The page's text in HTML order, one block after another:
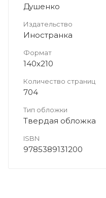
Душенко
Издательство
Иностранка
Формат
140х210
Количество страниц
704
Тип обложки
Твердая обложка
ISBN
9785389131200